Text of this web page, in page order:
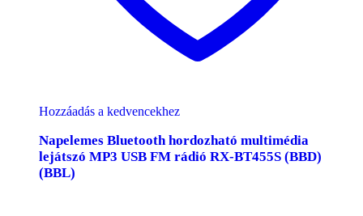
Hozzáadás a kedvencekhez
Napelemes Bluetooth hordozható multimédia
lejátszó MP3 USB FM rádió RX-BT455S (BBD)
(BBL)